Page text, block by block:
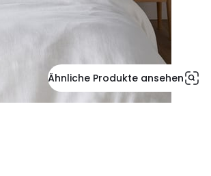
Ähnliche Produkte ansehen